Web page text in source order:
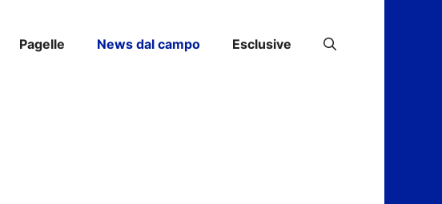
Pagelle News dal campo Esclusive